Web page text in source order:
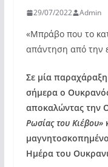
29/07/2022 Admin
«Μπράβο που το
απάντηση από την
Σε μία
σήμερα ο
αποκαλώντας την
Ρωσίας του Κιέβου»
Ημέρα του